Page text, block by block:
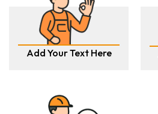
Add Your Text Here